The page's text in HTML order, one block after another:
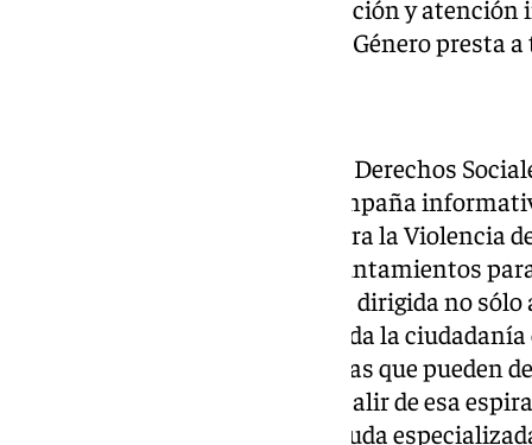
complementarios al de información y atención
Gobierno contra la Violencia de Género presta
El concejal delegado del Área de Derechos
conocer este miércoles esta campaña
fondos del Pacto de Estado contra la Violencia
Ministerio de Igualdad a los ayuntamientos
sensibilización y prevención, va dirigida no
sus familiares, amistades y a toda la
identificar situaciones cotidianas que pueden
machista para que así puedan salir de esa
puede dirigirse para solicitar ayuda